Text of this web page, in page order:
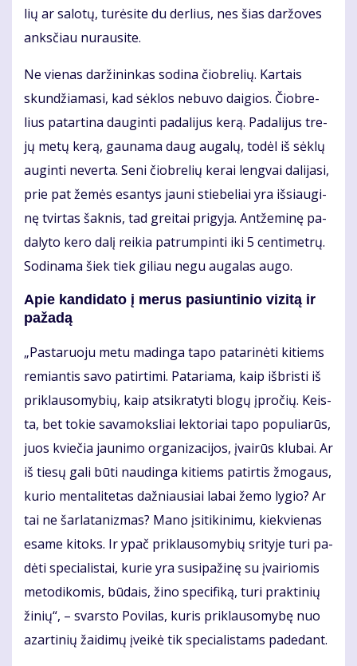
lių ar sa­lo­tų, tu­rė­si­te du der­lius, nes šias dar­žo­ves
anks­čiau nu­rau­si­te.
Ne vie­nas dar­ži­nin­kas so­di­na čiob­re­lių. Kar­tais
skun­džia­ma­si, kad sėk­los ne­bu­vo dai­gios. Čiob­re­
lius pa­tar­ti­na dau­gin­ti pa­da­li­jus ke­rą. Pa­da­li­jus tre­
jų me­tų ke­rą, gau­na­ma daug au­ga­lų, to­dėl iš sėk­lų
au­gin­ti ne­ver­ta. Se­ni čiob­re­lių ke­rai leng­vai da­li­ja­si,
prie pat že­mės esan­tys jau­ni stie­be­liai yra iš­si­au­gi­
nę tvir­tas šak­nis, tad grei­tai pri­gy­ja. Ant­že­mi­nę pa­
da­ly­to ke­ro da­lį rei­kia pa­trum­pin­ti iki 5 cen­ti­met­rų.
So­di­na­ma šiek tiek gi­liau ne­gu au­ga­las au­go.
Apie kan­di­da­to į me­rus pa­siun­ti­nio vi­zi­tą ir
pa­ža­dą
„Pas­ta­ruo­ju me­tu ma­din­ga ta­po pa­ta­ri­nė­ti ki­tiems
re­mian­tis sa­vo pa­tir­ti­mi. Pa­ta­ria­ma, kaip iš­bris­ti iš
pri­klau­so­my­bių, kaip at­si­kra­ty­ti blo­gų įpro­čių. Keis­
ta, bet to­kie sa­va­moks­liai lek­to­riai ta­po po­pu­lia­rūs,
juos kvie­čia jau­ni­mo or­ga­ni­za­ci­jos, įvai­rūs klu­bai. Ar
iš tie­sų ga­li bū­ti nau­din­ga ki­tiems pa­tir­tis žmo­gaus,
ku­rio men­ta­li­te­tas daž­niau­siai la­bai že­mo ly­gio? Ar
tai ne šar­la­ta­niz­mas? Ma­no įsi­ti­ki­ni­mu, kiek­vie­nas
esa­me ki­toks. Ir ypač pri­klau­so­my­bių sri­ty­je tu­ri pa­
dė­ti spe­cia­lis­tai, ku­rie yra su­si­pa­ži­nę su įvai­rio­mis
me­to­di­ko­mis, bū­dais, ži­no spe­ci­fi­ką, tu­ri prak­ti­nių
ži­nių“, – svars­to Po­vi­las, ku­ris pri­klau­so­my­bę nuo
azar­ti­nių žai­di­mų įvei­kė tik spe­cia­lis­tams pa­de­dant.